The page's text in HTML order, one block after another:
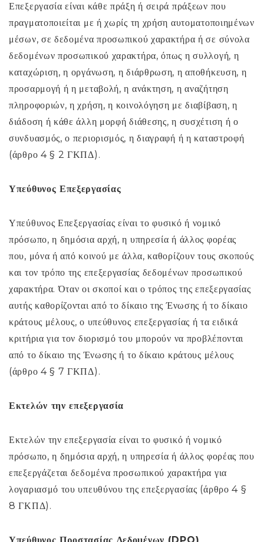
Επεξεργασία είναι κάθε πράξη ή σειρά πράξεων που
πραγματοποιείται με ή χωρίς τη χρήση αυτοματοποιημένων
μέσων, σε δεδομένα προσωπικού χαρακτήρα ή σε σύνολα
δεδομένων προσωπικού χαρακτήρα, όπως η συλλογή, η
καταχώριση, η οργάνωση, η διάρθρωση, η αποθήκευση, η
προσαρμογή ή η μεταβολή, η ανάκτηση, η αναζήτηση
πληροφοριών, η χρήση, η κοινολόγηση με διαβίβαση, η
διάδοση ή κάθε άλλη μορφή διάθεσης, η συσχέτιση ή ο
συνδυασμός, ο περιορισμός, η διαγραφή ή η καταστροφή
(άρθρο 4 § 2 ΓΚΠΔ).
Υπεύθυνος Επεξεργασίας
Υπεύθυνος Επεξεργασίας είναι το φυσικό ή νομικό
πρόσωπο, η δημόσια αρχή, η υπηρεσία ή άλλος φορέας
που, μόνα ή από κοινού με άλλα, καθορίζουν τους σκοπούς
και τον τρόπο της επεξεργασίας δεδομένων προσωπικού
χαρακτήρα. Όταν οι σκοποί και ο τρόπος της επεξεργασίας
αυτής καθορίζονται από το δίκαιο της Ένωσης ή το δίκαιο
κράτους μέλους, ο υπεύθυνος επεξεργασίας ή τα ειδικά
κριτήρια για τον διορισμό του μπορούν να προβλέπονται
από το δίκαιο της Ένωσης ή το δίκαιο κράτους μέλους
(άρθρο 4 § 7 ΓΚΠΔ).
Εκτελών την επεξεργασία
Εκτελών την επεξεργασία είναι το φυσικό ή νομικό
πρόσωπο, η δημόσια αρχή, η υπηρεσία ή άλλος φορέας που
επεξεργάζεται δεδομένα προσωπικού χαρακτήρα για
λογαριασμό του υπευθύνου της επεξεργασίας (άρθρο 4 §
8 ΓΚΠΔ).